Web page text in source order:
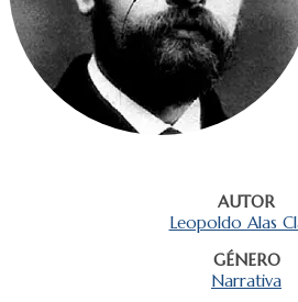
AUTOR
Leopoldo Alas
GÉNERO
Narrativa